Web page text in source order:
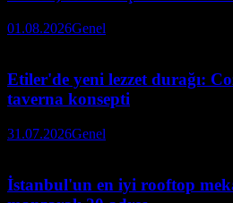
01.08.2026Genel
Etiler'de yeni lezzet durağı:
taverna konsepti
31.07.2026Genel
İstanbul'un en iyi rooftop